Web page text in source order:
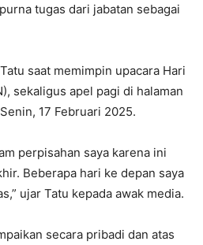
tugas dari jabatan sebagai
saat memimpin upacara Hari
sekaligus apel pagi di halaman
17 Februari 2025.
perpisahan saya karena ini
Beberapa hari ke depan saya
ujar Tatu kepada awak media.
secara pribadi dan atas